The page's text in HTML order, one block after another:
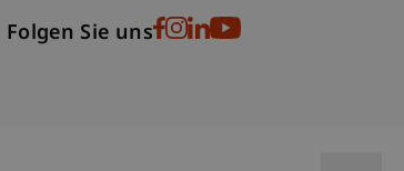
Folgen Sie uns